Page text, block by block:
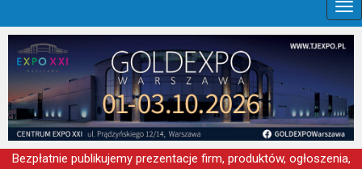
Bezpłatnie publikujemy prezentacje firm, produktów, ogłoszenia,